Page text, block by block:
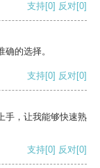
支持[0] 反对[0]
的选择。
支持[0] 反对[0]
手，让我能够快速熟
支持[0] 反对[0]